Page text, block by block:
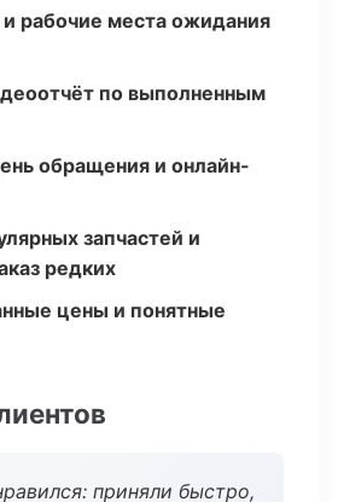
рабочие места ожидания
по выполненным
обращения и онлайн-
запчастей и
редких
цены и понятные
приняли быстро,